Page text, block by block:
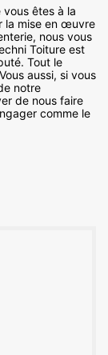
êtes à la
la mise en œuvre
nous vous
Toiture est
Tout le
aussi, si vous
notre
de nous faire
comme le